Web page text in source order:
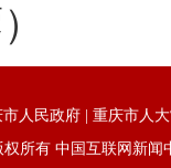
市人民政府
重庆市人
权所有 中国互联网新闻